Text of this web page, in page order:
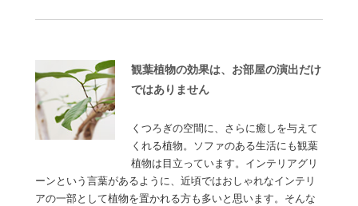
観葉植物の効果は、お部屋の演出だけ
ではありません
くつろぎの空間に、さらに癒しを与えて
くれる植物。ソファのある生活にも観葉
植物は目立っています。インテリアグリ
ーンという言葉があるように、近頃ではおしゃれなインテリ
アの一部として植物を置かれる方も多いと思います。そんな